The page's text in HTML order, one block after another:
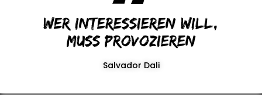
Wer interessieren will,
muss provozieren
Salvador Dali